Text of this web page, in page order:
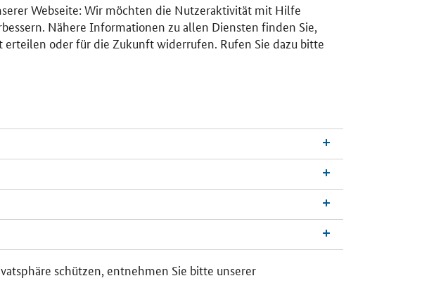
Webseite: Wir möchten die Nutzeraktivität mit Hilfe
Nähere Informationen zu allen Diensten finden Sie,
oder für die Zukunft widerrufen. Rufen Sie dazu bitte
schützen, entnehmen Sie bitte unserer